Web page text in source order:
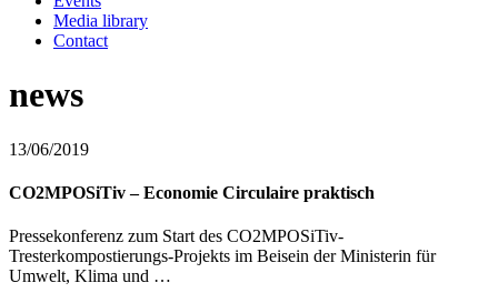
Media library
Contact
news
13/06/2019
CO2MPOSiTiv – Economie Circulaire praktisch
Pressekonferenz zum Start des CO2MPOSiTiv-
Tresterkompostierungs-Projekts im Beisein der Ministerin für
Umwelt, Klima und …